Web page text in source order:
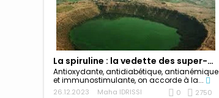
La spiruline : la vedette des super-aliments du...
Antioxydante, antidiabétique, antianémique
et immunostimulante, on accorde à la...
26.12.2023 Maha IDRISSI 2750
0